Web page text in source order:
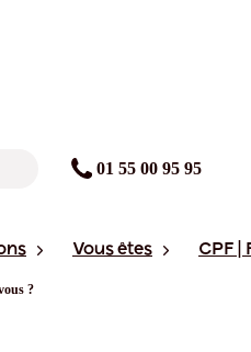
01 55 00 95 95
Vous êtes CPF |
?